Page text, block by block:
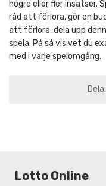
högre eller fler insatser.
råd att förlora, gör en
att förlora, dela upp
spela. På så vis vet du
med i varje spelomgång.
Dela:
Lotto Online